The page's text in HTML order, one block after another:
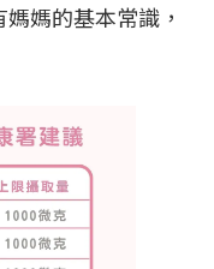
媽的基本常識，